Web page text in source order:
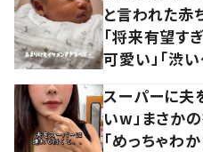
と言われた
「将来有望す
可愛い」「渋い
スーパーに夫
いw」まさか
「めっちゃわ